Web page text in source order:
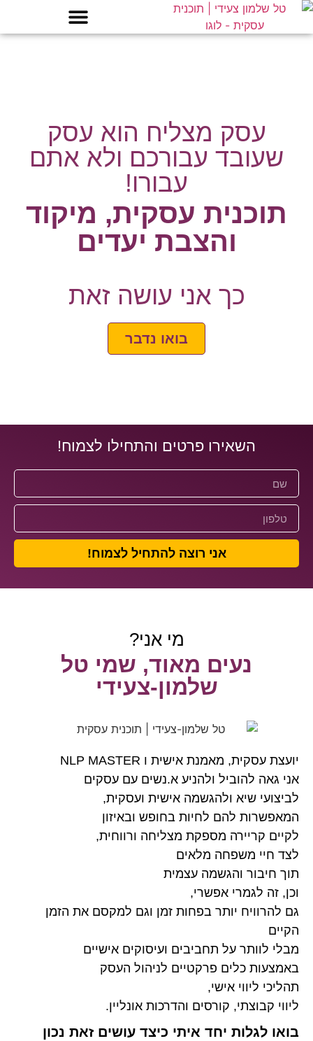
עסק מצליח הוא עסק
שעובד עבורכם ולא אתם
עבורו!
תוכנית עסקית, מיקוד
והצבת יעדים
כך אני עושה זאת
בואו נדבר
השאירו פרטים והתחילו לצמוח!
אני רוצה להתחיל לצמוח!
מי אני?
נעים מאוד, שמי טל
שלמון-צעידי
יועצת עסקית, מאמנת אישית ו NLP MASTER
אני גאה להוביל ולהניע א.נשים עם עסקים
לביצועי שיא ולהגשמה אישית ועסקית,
המאפשרות להם לחיות בחופש ובאיזון
לקיים קריירה מספקת מצליחה ורווחית,
לצד חיי משפחה מלאים
תוך חיבור והגשמה עצמית
וכן, זה לגמרי אפשרי,
גם להרוויח יותר בפחות זמן וגם למקסם את הזמן
הקיים
מבלי לוותר על תחביבים ועיסוקים אישיים
באמצעות כלים פרקטיים לניהול העסק
תהליכי ליווי אישי,
ליווי קבוצתי, קורסים והדרכות אונליין.
בואו לגלות יחד איתי כיצד עושים זאת נכון